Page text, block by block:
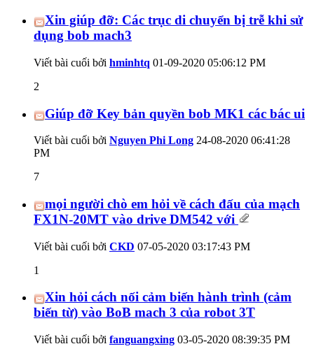
Xin giúp đỡ: Các trục di chuyển bị trễ khi sử
dụng bob mach3
Viết bài cuối bởi hminhtq 01-09-2020 05:06:12 PM
2
Giúp đỡ Key bản quyền bob MK1 các bác ui
Viết bài cuối bởi Nguyen Phi Long 24-08-2020 06:41:28
PM
7
mọi người chò em hỏi về cách đấu của mạch
FX1N-20MT vào drive DM542 với
Viết bài cuối bởi CKD 07-05-2020 03:17:43 PM
1
Xin hỏi cách nối cảm biến hành trình (cảm
biến từ) vào BoB mach 3 của robot 3T
Viết bài cuối bởi fanguangxing 03-05-2020 08:39:35 PM